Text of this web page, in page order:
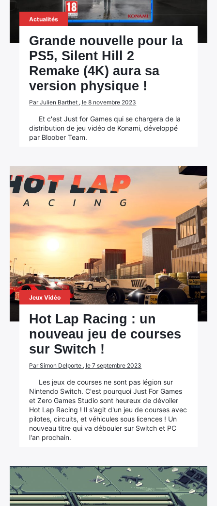
Actualités
Grande nouvelle pour la
PS5, Silent Hill 2
Remake (4K) aura sa
version physique !
Par Julien Barthet , le 8 novembre 2023
Et c'est Just for Games qui se chargera de la
distribution de jeu vidéo de Konami, développé
par Bloober Team.
Jeux Vidéo
Hot Lap Racing : un
nouveau jeu de courses
sur Switch !
Par Simon Delporte , le 7 septembre 2023
Les jeux de courses ne sont pas légion sur
Nintendo Switch. C'est pourquoi Just For Games
et Zero Games Studio sont heureux de dévoiler
Hot Lap Racing ! Il s'agit d'un jeu de courses avec
pilotes, circuits, et véhicules sous licences ! Un
nouveau titre qui va débouler sur Switch et PC
l'an prochain.